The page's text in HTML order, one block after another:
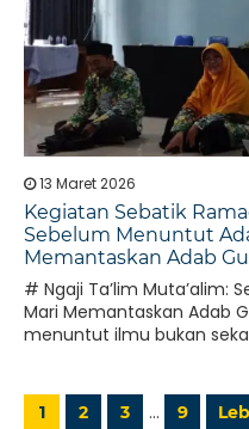
13 Maret 2026
Kegiatan Sebatik
Sebelum Menuntut
Memantaskan Adab
# Ngaji Ta’lim Muta’alim:
Mari Memantaskan Adab
menuntut ilmu bukan
1 2 3 … 9